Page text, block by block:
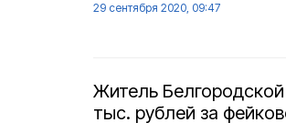
29 сентября 2020, 09:47
Житель
тыс. рублей за